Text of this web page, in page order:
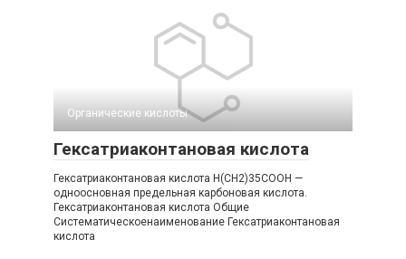
Органические кислоты‎
Гексатриаконтановая кислота
Гексатриаконтановая кислота H(CH2)35COOH —
одноосновная предельная карбоновая кислота.
Гексатриаконтановая кислота Общие
Систематическоенаименование Гексатриаконтановая
кислота